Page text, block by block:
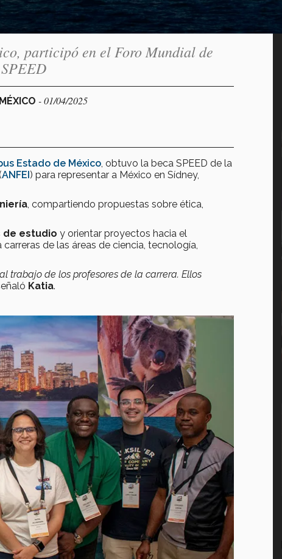
participó en el Foro Mundial de
- 01/04/2025
Estado de México , obtuvo la beca SPEED de la
ANFEI) para representar a México en Sídney,
, compartiendo propuestas sobre ética,
de estudio y orientar proyectos hacia el
de las áreas de ciencia, tecnología,
trabajo de los profesores de la carrera. Ellos
Katia.